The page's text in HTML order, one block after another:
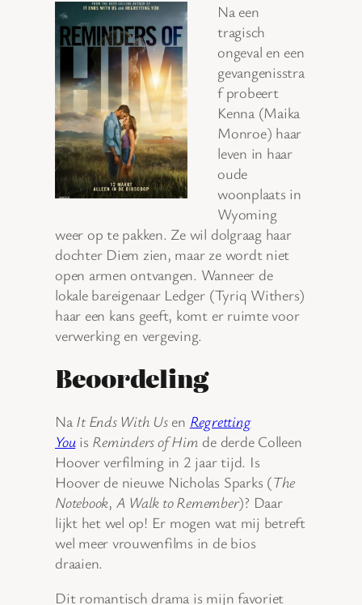
Na een
tragisch
ongeval en een
gevangenisstra
f probeert
Kenna (Maika
Monroe) haar
leven in haar
oude
woonplaats in
Wyoming
weer op te pakken. Ze wil dolgraag haar
dochter Diem zien, maar ze wordt niet
open armen ontvangen. Wanneer de
lokale bareigenaar Ledger (Tyriq Withers)
haar een kans geeft, komt er ruimte voor
verwerking en vergeving.
Beoordeling
Na It Ends With Usen Regretting
Youis Reminders of Him de derde Colleen
Hoover verfilming in 2 jaar tijd. Is
Hoover de nieuwe Nicholas Sparks (The
Notebook, A Walk to Remember)? Daar
lijkt het wel op! Er mogen wat mij betreft
wel meer vrouwenfilms in de bios
draaien.
Dit romantisch drama is mijn favoriet